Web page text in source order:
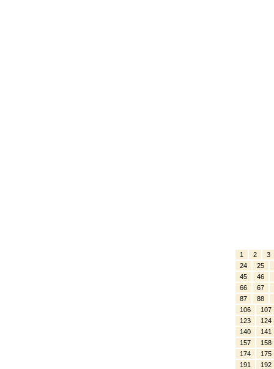
1 2
3
24
25
45
46
66
67
87
88
106
107
123
124
140
141
157
158
174
175
191
192